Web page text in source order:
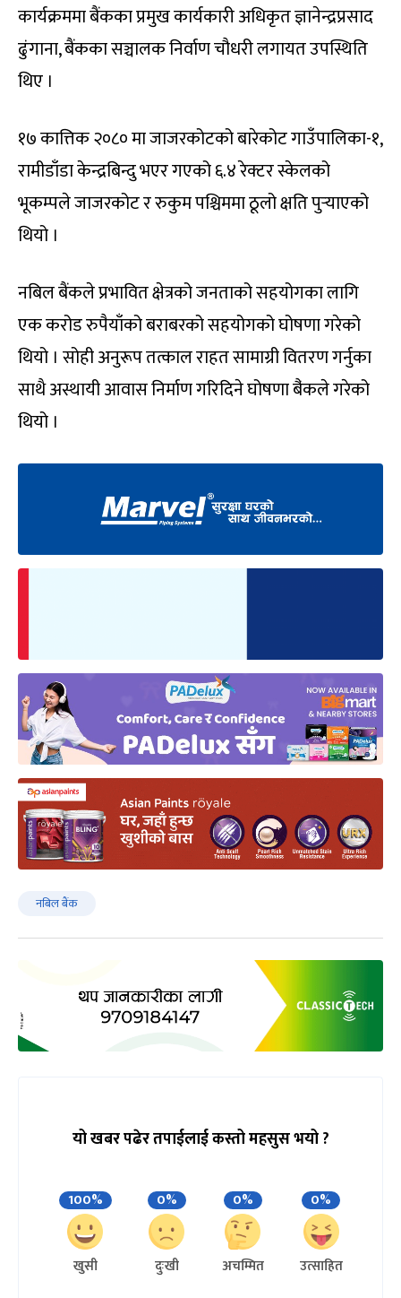
कार्यक्रममा बैंकका प्रमुख कार्यकारी अधिकृत ज्ञानेन्द्रप्रसाद
ढुंगाना, बैंकका सञ्चालक निर्वाण चौधरी लगायत उपस्थिति
थिए ।
१७ कात्तिक २०८० मा जाजरकोटको बारेकोट गाउँपालिका-१,
रामीडाँडा केन्द्रबिन्दु भएर गएको ६.४ रेक्टर स्केलको
भूकम्पले जाजरकोट र रुकुम पश्चिममा ठूलो क्षति पुर्‍याएको
थियो ।
नबिल बैंकले प्रभावित क्षेत्रको जनताको सहयोगका लागि
एक करोड रुपैयाँको बराबरको सहयोगको घोषणा गरेको
थियो । सोही अनुरूप तत्काल राहत सामाग्री वितरण गर्नुका
साथै अस्थायी आवास निर्माण गरिदिने घोषणा बै‌ंकले गरेको
थियो ।
नबिल बैंक
यो खबर पढेर तपाईलाई कस्तो महसुस भयो ?
100%
खुसी
0%
दुःखी
0%
अचम्मित
0%
उत्साहित